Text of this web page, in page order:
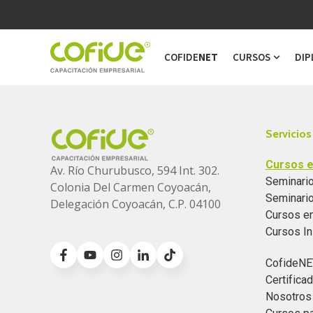
COFIDENET CURSOS
Show
Av. Río Churubusco, 594 Int. 302.
Colonia Del Carmen Coyoacán,
Delegación Coyoacán, C.P. 04100
Servicios
Cursos
Cursos
Cursos
Nosotros